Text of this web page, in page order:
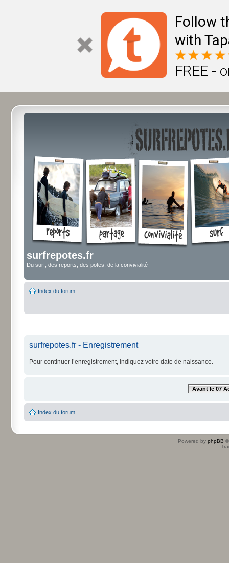
Follow
with
FREE -
surfrepotes.fr
Du surf, des reports, des potes, de la convivialité
Index du forum
surfrepotes.fr - Enregistrement
Pour continuer l’enregistrement, indiquez votre date de naissance.
Avant le 07
Index du forum
Powered by phpBB